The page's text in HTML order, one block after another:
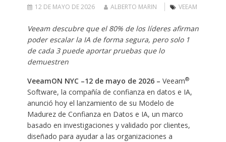
12 DE MAYO DE 2026 ALBERTO MARIN VEEAM
Veeam descubre que el 80% de los líderes afirman
poder escalar la IA de forma segura, pero solo 1
de cada 3 puede aportar pruebas que lo
demuestren
VeeamON NYC –12 de mayo de 2026 – Veeam®
Software, la compañía de confianza en datos e IA,
anunció hoy el lanzamiento de su Modelo de
Madurez de Confianza en Datos e IA, un marco
basado en investigaciones y validado por clientes,
diseñado para ayudar a las organizaciones a